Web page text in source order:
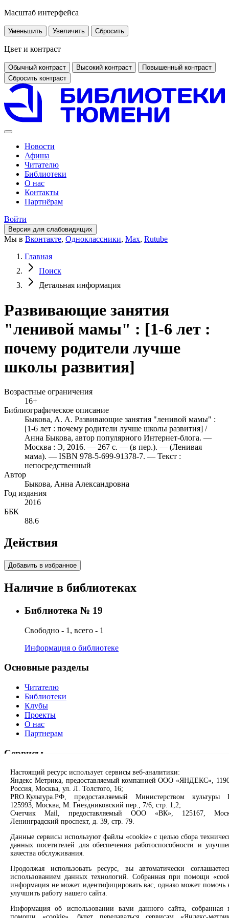
Масштаб интерфейса
Уменьшить Увеличить Сбросить
Цвет и контраст
Обычный контраст Высокий контраст
Повышенный контраст
Сбросить контраст
Новости
Афиша
Читателю
Библиотеки
О нас
Контакты
Партнёрам
Войти
Версия для слабовидящих
Мы в Вконтакте, Одноклассники, Max, Rutube
Главная
Поиск
Детальная информация
Развивающие занятия
"ленивой мамы" : [1-6 лет :
почему родители лучше
школы развития]
Возрастные ограничения
16+
Библиографическое описание
Быкова, А. А. Развивающие занятия "ленивой мамы" :
[1-6 лет : почему родители лучше школы развития] /
Анна Быкова, автор популярного Интернет-блога. —
Москва : Э, 2016. — 267 с. — (в пер.). — (Ленивая
мама). — ISBN 978-5-699-91378-7. — Текст :
непосредственный
Автор
Быкова, Анна Александровна
Год издания
2016
ББК
88.6
Действия
Добавить в избранное
Наличие в библиотеках
Библиотека № 19
Свободно - 1, всего - 1
Информация о библиотеке
Основные разделы
Читателю
Библиотеки
Клубы
Проекты
О нас
Партнерам
Сервисы
Продлить книгу
Спроси библиотекаря
Спроси краеведа
Оцените качество услуг
Направить обращение директору
Вконтакте
Одноклассники
Max
Rutube
Заметили опечатку? Выделите текст с ошибкой и нажмите
клавиши Ctrl+Enter или ссылку ниже
Настоящий ресурс использует сервисы веб-аналитики:
Яндекс Метрика, предоставляемый компанией ООО «ЯНДЕКС»,
Россия, Москва, ул. Л. Толстого, 16;
PRO.Культура.РФ, предоставляемый Министерством культуры
125993, Москва, М. Гнездниковский пер., 7/6, стр. 1,2;
Счетчик Mail, предоставляемый ООО «ВК», 125167,
Ленинградский проспект, д. 39, стр. 79.
Данные сервисы используют файлы «cookie» с целью сбора
данных посетителей для обеспечения работоспособности и
качества обслуживания.
Продолжая использовать ресурс, вы автоматически
использованием данных технологий. Собранная при помощи
информация не может идентифицировать вас, однако может помочь
улучшить работу нашего сайта.
Информация об использовании вами данного сайта, собранная